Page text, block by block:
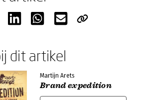
dit artikel
Martijn Arets
Brand expedition